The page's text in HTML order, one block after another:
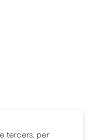
tercers, per
de denúncies)